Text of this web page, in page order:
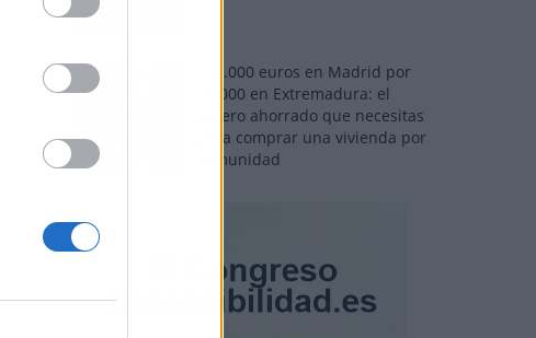
110.000 euros en Madrid por
31.000 en Extremadura: el
dinero ahorrado que necesitas
para comprar una vivienda por
comunidad